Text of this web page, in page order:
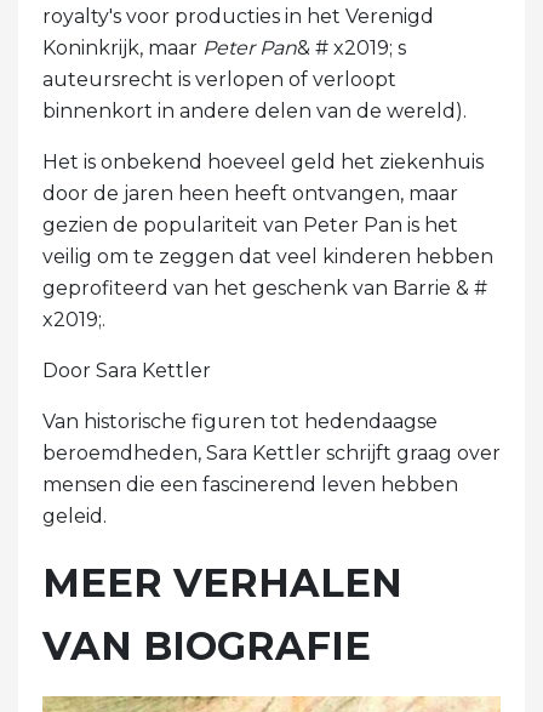
royalty's voor producties in het Verenigd
Koninkrijk, maar Peter Pan& # x2019; s
auteursrecht is verlopen of verloopt
binnenkort in andere delen van de wereld).
Het is onbekend hoeveel geld het ziekenhuis
door de jaren heen heeft ontvangen, maar
gezien de populariteit van Peter Pan is het
veilig om te zeggen dat veel kinderen hebben
geprofiteerd van het geschenk van Barrie & #
x2019;.
Door Sara Kettler
Van historische figuren tot hedendaagse
beroemdheden, Sara Kettler schrijft graag over
mensen die een fascinerend leven hebben
geleid.
MEER VERHALEN
VAN BIOGRAFIE